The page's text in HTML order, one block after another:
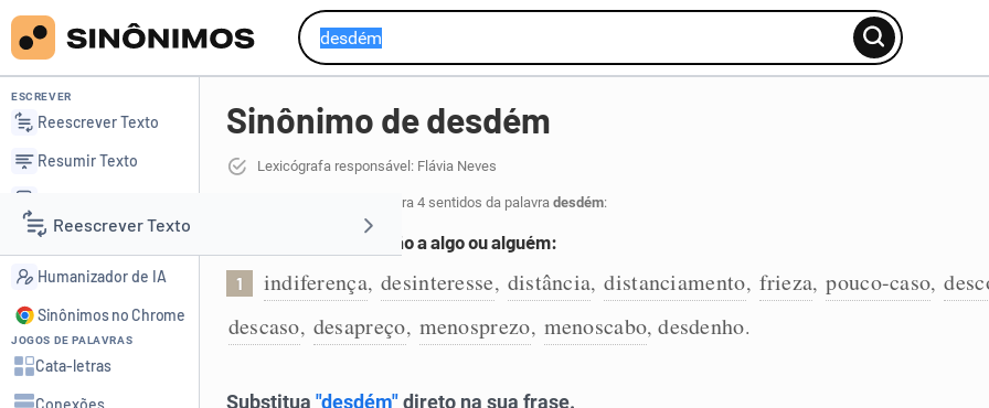
Reescrever Texto
Resumir Texto
Corrigir Texto
ESCREVER
Reescrever Texto
Resumir Texto
Detector de IA
Humanizador de IA
Sinônimos no Chrome
JOGOS DE PALAVRAS
Cata-letras
Conexões
Sinônimo de desdém
Lexicógrafa responsável: Flávia Neves
para 4 sentidos da palavra desdém:
Indiferença em relação a algo ou alguém:
1 indiferença, desinteresse, distância, distanciamento, frieza, pouco-caso,
descaso, desapreço, menosprezo, menoscabo,desdenho.